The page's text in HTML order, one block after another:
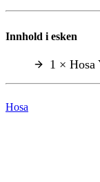
Innhold i esken
1 × Hosa
Hosa